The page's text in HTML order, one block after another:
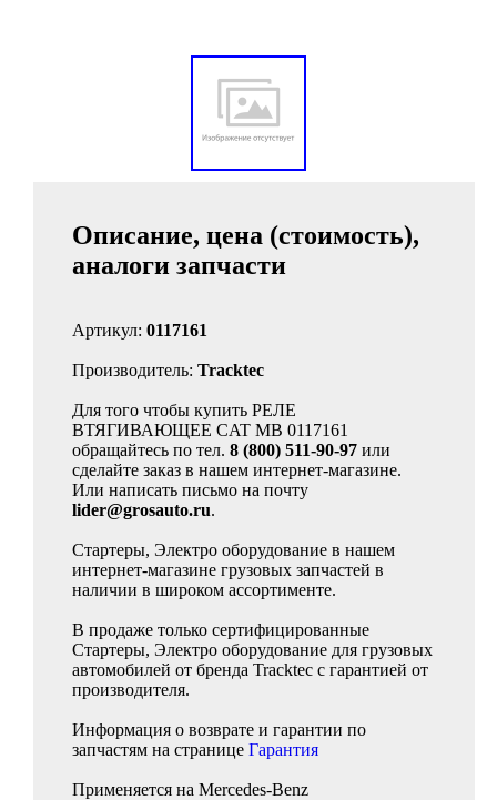
Описание, цена (стоимость),
аналоги запчасти
Артикул: 0117161
Производитель: Tracktec
Для того чтобы купить РЕЛЕ
ВТЯГИВАЮЩЕЕ CAT MB 0117161
обращайтесь по тел. 8 (800) 511-90-97 или
сделайте заказ в нашем интернет-магазине.
Или написать письмо на почту
lider@grosauto.ru.
Стартеры, Электро оборудование в нашем
интернет-магазине грузовых запчастей в
наличии в широком ассортименте.
В продаже только сертифицированные
Стартеры, Электро оборудование для грузовых
автомобилей от бренда Tracktec с гарантией от
производителя.
Информация о возврате и гарантии по
запчастям на странице Гарантия
Применяется на Mercedes-Benz